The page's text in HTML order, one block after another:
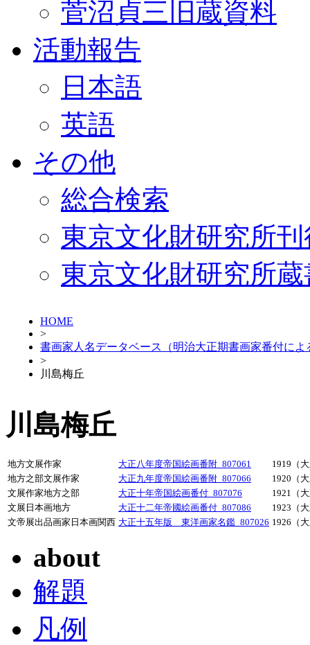
菅沼貞三旧蔵資料
活動報告
日本語
英語
その他
総合検索
東京文化財研究所
東京文化財研究所
HOME
>
書画家人名データベース（明治大正期書画家番付によ
>
川島梅丘
川島梅丘
地方文展作家 大正八年度帝国絵画番附_807061
1919（
地方之部文展作家
大正九年度帝国絵画番附_807066
1920（
文展作家地方之部
大正十年帝国絵画番付_807076
1921（
文展日本画地方
大正十二年帝國絵画番付_807086
1923（
文帝展出品画家日本画関西 大正十五年版 東洋画家名鑑_807026 1926（
about
解題
凡例